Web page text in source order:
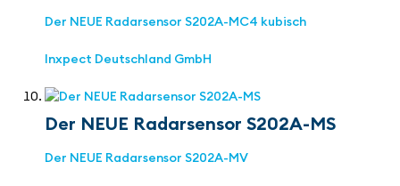
Der NEUE Radarsensor S202A-MC4 kubisch
Inxpect Deutschland GmbH
Der NEUE Radarsensor S202A-MS
Der NEUE Radarsensor S202A-MV